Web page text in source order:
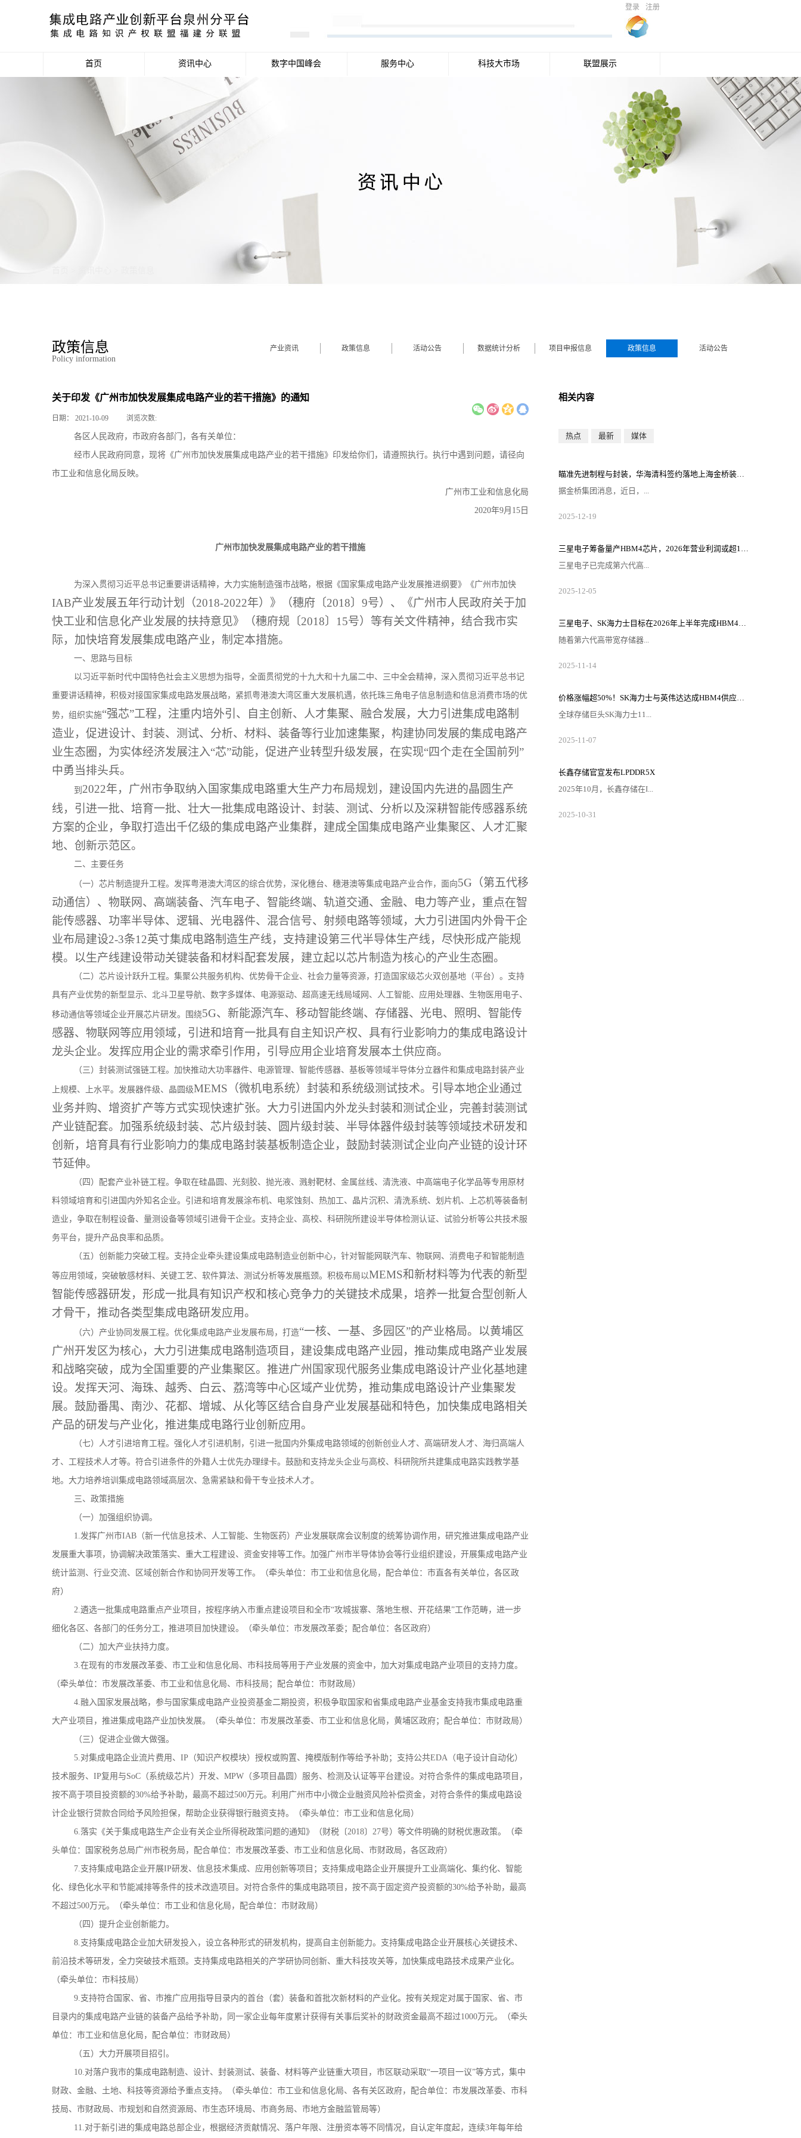
登录 注册
首页 资讯中心
政策信息
活动公告
数据统计分析
数字中国峰会 服务中心 科技大市场 联盟展示
政策信息
Policy information
产业资讯 政策信息 活动公告 数据统计分析 项目申报信息 政策信息 活动公告
关于印发《广州市加快发展集成电路产业的若干措施》的通知
日期： 2021-10-09 浏览次数:
各区人民政府，市政府各部门，各有关单位：
经市人民政府同意，现将《广州市加快发展集成电路产业的若干措施》印发给你们，请遵照执行。执行中遇到问题，请径向
市工业和信息化局反映。
广州市工业和信息化局
2020年9月15日
广州市加快发展集成电路产业的若干措施
为深入贯彻习近平总书记重要讲话精神，大力实施制造强市战略，根据《国家集成电路产业发展推进纲要》《广州市加快
IAB产业发展五年行动计划（2018-2022年）》（穗府〔2018〕9号）、《广州市人民政府关于加
快工业和信息化产业发展的扶持意见》（穗府规〔2018〕15号）等有关文件精神，结合我市实
际，加快培育发展集成电路产业，制定本措施。
一、思路与目标
以习近平新时代中国特色社会主义思想为指导，全面贯彻党的十九大和十九届二中、三中全会精神，深入贯彻习近平总书记
重要讲话精神，积极对接国家集成电路发展战略，紧抓粤港澳大湾区重大发展机遇，依托珠三角电子信息制造和信息消费市场的优
势，组织实施“强芯”工程，注重内培外引、自主创新、人才集聚、融合发展，大力引进集成电路制
造业，促进设计、封装、测试、分析、材料、装备等行业加速集聚，构建协同发展的集成电路产
业生态圈，为实体经济发展注入“芯”动能，促进产业转型升级发展，在实现“四个走在全国前列”
中勇当排头兵。
到 2022年，广州市争取纳入国家集成电路重大生产力布局规划，建设国内先进的晶圆生产
线，引进一批、培育一批、壮大一批集成电路设计、封装、测试、分析以及深耕智能传感器系统
方案的企业，争取打造出千亿级的集成电路产业集群，建成全国集成电路产业集聚区、人才汇聚
地、创新示范区。
二、主要任务
（一）芯片制造提升工程。发挥粤港澳大湾区的综合优势，深化穗台、穗港澳等集成电路产业合作，面向5G（第五代移
动通信）、物联网、高端装备、汽车电子、智能终端、轨道交通、金融、电力等产业，重点在智
能传感器、功率半导体、逻辑、光电器件、混合信号、射频电路等领域，大力引进国内外骨干企
业布局建设2-3条12英寸集成电路制造生产线，支持建设第三代半导体生产线，尽快形成产能规
模。以生产线建设带动关键装备和材料配套发展，建立起以芯片制造为核心的产业生态圈。
（二）芯片设计跃升工程。集聚公共服务机构、优势骨干企业、社会力量等资源，打造国家级芯火双创基地（平台）。支持
具有产业优势的新型显示、北斗卫星导航、数字多媒体、电源驱动、超高速无线局域网、人工智能、应用处理器、生物医用电子、
移动通信等领域企业开展芯片研发。围绕5G、新能源汽车、移动智能终端、存储器、光电、照明、智能传
感器、物联网等应用领域，引进和培育一批具有自主知识产权、具有行业影响力的集成电路设计
龙头企业。发挥应用企业的需求牵引作用，引导应用企业培育发展本土供应商。
（三）封装测试强链工程。加快推动大功率器件、电源管理、智能传感器、基板等领域半导体分立器件和集成电路封装产业
上规模、上水平。发展器件级、晶圆级MEMS（微机电系统）封装和系统级测试技术。引导本地企业通过
业务并购、增资扩产等方式实现快速扩张。大力引进国内外龙头封装和测试企业，完善封装测试
产业链配套。加强系统级封装、芯片级封装、圆片级封装、半导体器件级封装等领域技术研发和
创新，培育具有行业影响力的集成电路封装基板制造企业，鼓励封装测试企业向产业链的设计环
节延伸。
（四）配套产业补链工程。争取在硅晶圆、光刻胶、抛光液、溅射靶材、金属丝线、清洗液、中高端电子化学品等专用原材
料领域培育和引进国内外知名企业。引进和培育发展涂布机、电浆蚀刻、热加工、晶片沉积、清洗系统、划片机、上芯机等装备制
造业，争取在制程设备、量测设备等领域引进骨干企业。支持企业、高校、科研院所建设半导体检测认证、试验分析等公共技术服
务平台，提升产品良率和品质。
（五）创新能力突破工程。支持企业牵头建设集成电路制造业创新中心，针对智能网联汽车、物联网、消费电子和智能制造
等应用领域，突破敏感材料、关键工艺、软件算法、测试分析等发展瓶颈。积极布局以MEMS和新材料等为代表的新型
智能传感器研发，形成一批具有知识产权和核心竞争力的关键技术成果，培养一批复合型创新人
才骨干，推动各类型集成电路研发应用。
（六）产业协同发展工程。优化集成电路产业发展布局，打造“一核、一基、多园区”的产业格局。以黄埔区
广州开发区为核心，大力引进集成电路制造项目，建设集成电路产业园，推动集成电路产业发展
和战略突破，成为全国重要的产业集聚区。推进广州国家现代服务业集成电路设计产业化基地建
设。发挥天河、海珠、越秀、白云、荔湾等中心区域产业优势，推动集成电路设计产业集聚发
展。鼓励番禺、南沙、花都、增城、从化等区结合自身产业发展基础和特色，加快集成电路相关
产品的研发与产业化，推进集成电路行业创新应用。
（七）人才引进培育工程。强化人才引进机制，引进一批国内外集成电路领域的创新创业人才、高端研发人才、海归高端人
才、工程技术人才等。符合引进条件的外籍人士优先办理绿卡。鼓励和支持龙头企业与高校、科研院所共建集成电路实践教学基
地。大力培养培训集成电路领域高层次、急需紧缺和骨干专业技术人才。
三、政策措施
（一）加强组织协调。
1.发挥广州市IAB（新一代信息技术、人工智能、生物医药）产业发展联席会议制度的统筹协调作用，研究推进集成电路产业
发展重大事项，协调解决政策落实、重大工程建设、资金安排等工作。加强广州市半导体协会等行业组织建设，开展集成电路产业
统计监测、行业交流、区域创新合作和协同开发等工作。（牵头单位：市工业和信息化局，配合单位：市直各有关单位，各区政
府）
2.遴选一批集成电路重点产业项目，按程序纳入市重点建设项目和全市“攻城拔寨、落地生根、开花结果”工作范畴，进一步
细化各区、各部门的任务分工，推进项目加快建设。（牵头单位：市发展改革委；配合单位：各区政府）
（二）加大产业扶持力度。
3.在现有的市发展改革委、市工业和信息化局、市科技局等用于产业发展的资金中，加大对集成电路产业项目的支持力度。
（牵头单位：市发展改革委、市工业和信息化局、市科技局；配合单位：市财政局）
4.融入国家发展战略，参与国家集成电路产业投资基金二期投资，积极争取国家和省集成电路产业基金支持我市集成电路重
大产业项目，推进集成电路产业加快发展。（牵头单位：市发展改革委、市工业和信息化局，黄埔区政府；配合单位：市财政局）
（三）促进企业做大做强。
5.对集成电路企业流片费用、IP（知识产权模块）授权或购置、掩模版制作等给予补助；支持公共EDA（电子设计自动化）
技术服务、IP复用与SoC（系统级芯片）开发、MPW（多项目晶圆）服务、检测及认证等平台建设。对符合条件的集成电路项目，
按不高于项目投资额的30%给予补助，最高不超过500万元。利用广州市中小微企业融资风险补偿资金，对符合条件的集成电路设
计企业银行贷款合同给予风险担保，帮助企业获得银行融资支持。（牵头单位：市工业和信息化局）
6.落实《关于集成电路生产企业有关企业所得税政策问题的通知》（财税〔2018〕27号）等文件明确的财税优惠政策。（牵
头单位：国家税务总局广州市税务局，配合单位：市发展改革委、市工业和信息化局、市财政局，各区政府）
7.支持集成电路企业开展IP研发、信息技术集成、应用创新等项目；支持集成电路企业开展提升工业高端化、集约化、智能
化、绿色化水平和节能减排等条件的技术改造项目。对符合条件的集成电路项目，按不高于固定资产投资额的30%给予补助，最高
不超过500万元。（牵头单位：市工业和信息化局，配合单位：市财政局）
（四）提升企业创新能力。
8.支持集成电路企业加大研发投入，设立各种形式的研发机构，提高自主创新能力。支持集成电路企业开展核心关键技术、
前沿技术等研发，全力突破技术瓶颈。支持集成电路相关的产学研协同创新、重大科技攻关等，加快集成电路技术成果产业化。
（牵头单位：市科技局）
9.支持符合国家、省、市推广应用指导目录内的首台（套）装备和首批次新材料的产业化。按有关规定对属于国家、省、市
目录内的集成电路产业链的装备产品给予补助，同一家企业每年度累计获得有关事后奖补的财政资金最高不超过1000万元。（牵头
单位：市工业和信息化局，配合单位：市财政局）
（五）大力开展项目招引。
10.对落户我市的集成电路制造、设计、封装测试、装备、材料等产业链重大项目，市区联动采取“一项目一议”等方式，集中
财政、金融、土地、科技等资源给予重点支持。（牵头单位：市工业和信息化局、各有关区政府，配合单位：市发展改革委、市科
技局、市财政局、市规划和自然资源局、市生态环境局、市商务局、市地方金融监管局等）
11.对于新引进的集成电路总部企业，根据经济贡献情况、落户年限、注册资本等不同情况，自认定年度起，连续3年每年给
相关内容
热点 最新 媒体
瞄准先进制程与封装，华海清科签约落地上海金桥装备小镇
据金桥集团消息，近日，...
华海清科（上海）半导体有限公司（以下简称“华海清
科”）签约落地金桥装备小镇·集创园。华海清科此次落
进制程和先进封装领域的集成电路高端装备。项目落地
后，补齐上海集成电路装备的品类，为上海集成电路产
业发展战略添砖加瓦。据介绍，此次落地金桥装备小
镇，华海清科在上海布局的主要业务...
2025-12-19
三星电子筹备量产HBM4芯片，2026年营业利润或超100万亿韩元
三星电子已完成第六代高...
带宽存储器（HBM4）的研发，并内部完成了量产前的
最后阶段——生产准备就绪认证（PRA）。据半导体行
段。PRA是一项内部指标，用于证明产品的良率和性能
已达到量产标准。三星电子通过将10nm级第六代（1c）
DRAM芯片与采用其代工部门4nm逻辑工艺制造的基础
芯片相结合，克服了...
2025-12-05
三星电子、SK海力士目标在2026年上半年完成HBM4E的研发
随着第六代高带宽存储器...
（HBM4）在存储半导体行业的竞争日趋激烈，对下一
代HBM的需求也日益凸显，促使三星电子和SK海力士加
“通用”产品，转向根据客户需求设计和供应核心组件的
“定制”产品。据韩媒报道称，有业内消息透露，三星电
子与SK海力士已设定目标，力争最早于明年上半年完成
HBM4E的开发工作。据...
2025-11-14
​价格涨幅超50%！SK海力士与英伟达达成HBM4供应协议
全球存储巨头SK海力士11...
月5日正式宣布，已与英伟达完成2026年高带宽内存
（HBM4）的供应价格及数量谈判。根据双方达成的协
元/颗）涨幅达51.4%，超出此前业内500美元的预期价
12%。这一合作不仅巩固了SK海力士在HBM市场的主导
地位，更折射出AI时代高端内存供需失衡的行业现状。
此次...
2025-11-07
长鑫存储官宣发布LPDDR5X
2025年10月，长鑫存储在I...
EEE 2025 ASICON会议上正式宣布量产LPDDR5X系列产
品，最高速率突破10667Mbps，标志着国产存储技术首
2025-10-31